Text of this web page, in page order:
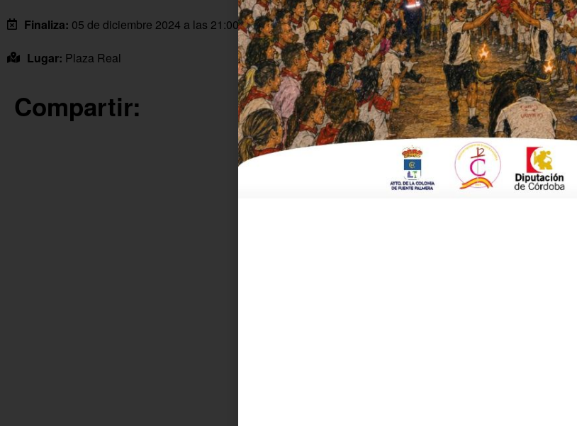
Finaliza: 05 de diciembre 2024 a las 21:00 horas
Lugar: Plaza Real
Compartir: